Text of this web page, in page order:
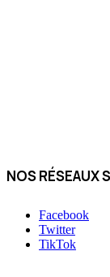
NOS RÉSEAUX
Facebook
Twitter
TikTok